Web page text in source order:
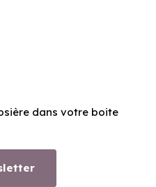
dans votre boite